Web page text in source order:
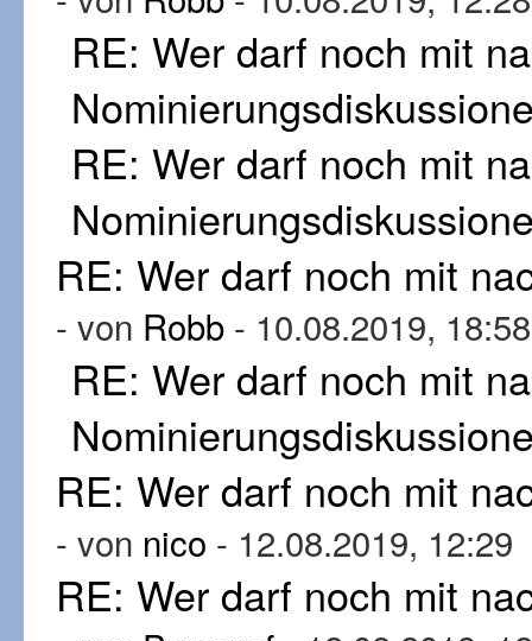
RE: Wer darf noch mit
RE: Wer darf noch mit
RE: Wer darf noch mit
- von Robb - 10.08.2019, 18:58
RE: Wer darf noch mit
RE: Wer darf noch mit
- von nico - 12.08.2019, 12:29
RE: Wer darf noch mit